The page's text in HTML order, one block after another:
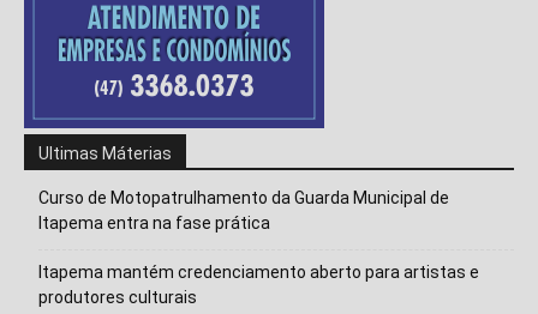
Ultimas Máterias
Curso de Motopatrulhamento da Guarda Municipal de
Itapema entra na fase prática
Itapema mantém credenciamento aberto para artistas e
produtores culturais